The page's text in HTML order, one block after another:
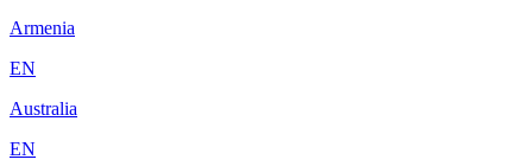
Armenia
EN
Australia
EN